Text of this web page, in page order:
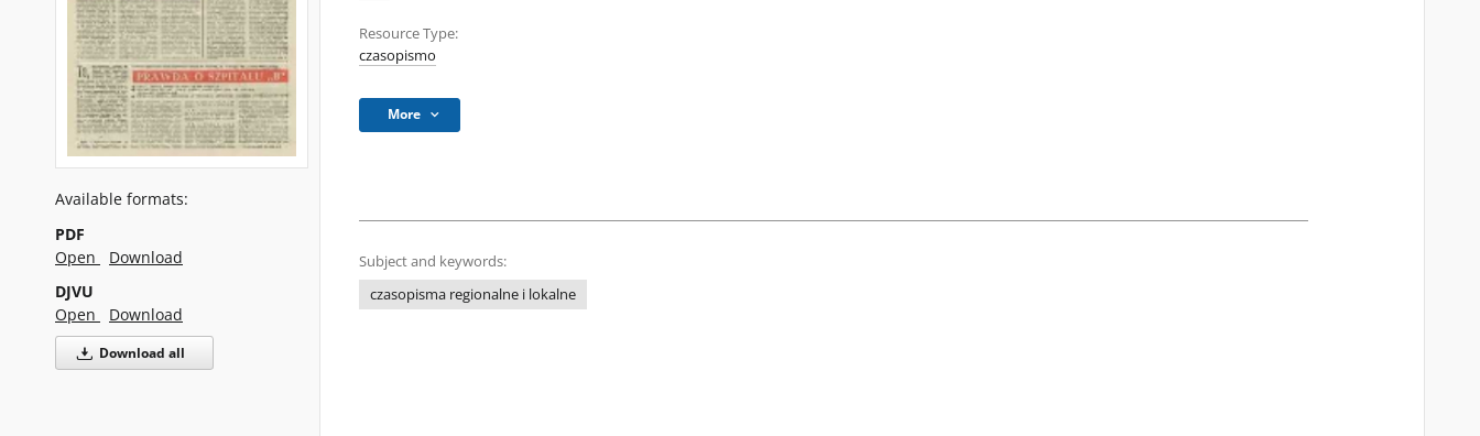
Available formats:
PDF
Open
Download
DJVU
Open
Download
Download all
Resource Type:
czasopismo
More
Subject and keywords:
czasopisma regionalne i lokalne